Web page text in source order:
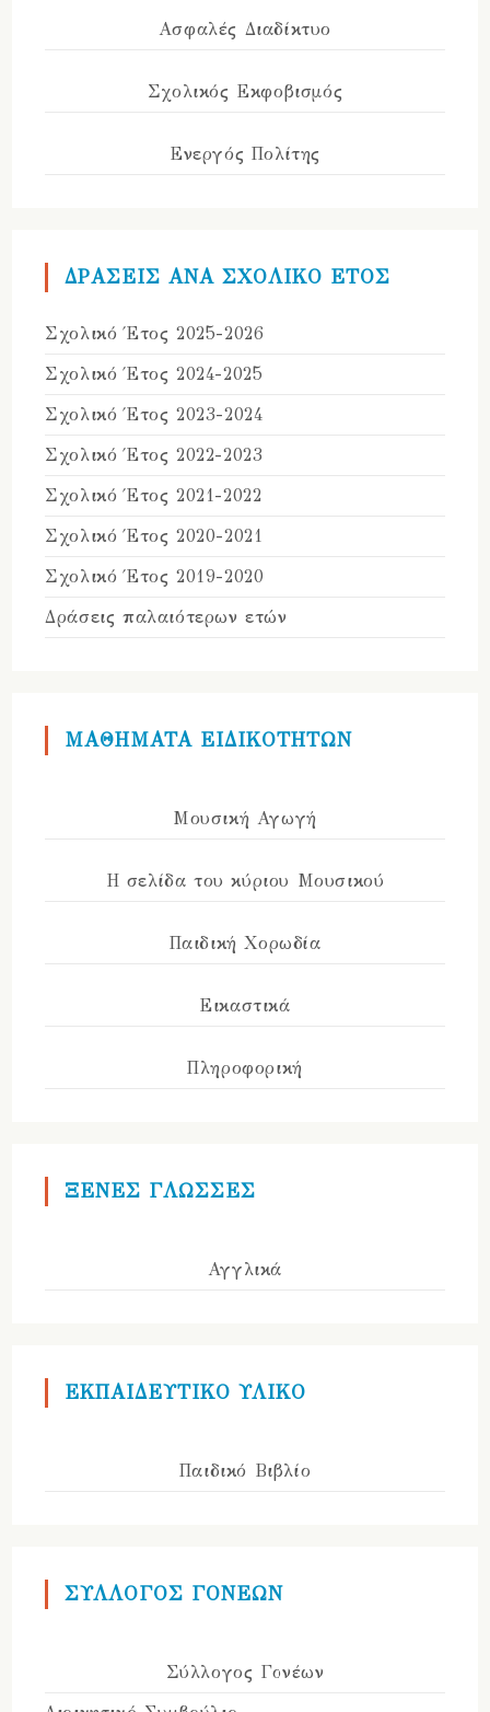
Ασφαλές Διαδίκτυο
Σχολικός Εκφοβισμός
Ενεργός Πολίτης
ΔΡΑΣΕΙΣ ΑΝΑ ΣΧΟΛΙΚΟ ΕΤΟΣ
Σχολικό Έτος 2025-2026
Σχολικό Έτος 2024-2025
Σχολικό Έτος 2023-2024
Σχολικό Έτος 2022-2023
Σχολικό Έτος 2021-2022
Σχολικό Έτος 2020-2021
Σχολικό Έτος 2019-2020
Δράσεις παλαιότερων ετών
ΜΑΘΗΜΑΤΑ ΕΙΔΙΚΟΤΗΤΩΝ
Μουσική Αγωγή
Η σελίδα του κύριου Μουσικού
Παιδική Χορωδία
Εικαστικά
Πληροφορική
ΞΕΝΕΣ ΓΛΩΣΣΕΣ
Αγγλικά
ΕΚΠΑΙΔΕΥΤΙΚΟ ΥΛΙΚΟ
Παιδικό Βιβλίο
ΣΥΛΛΟΓΟΣ ΓΟΝΕΩΝ
Σύλλογος Γονέων